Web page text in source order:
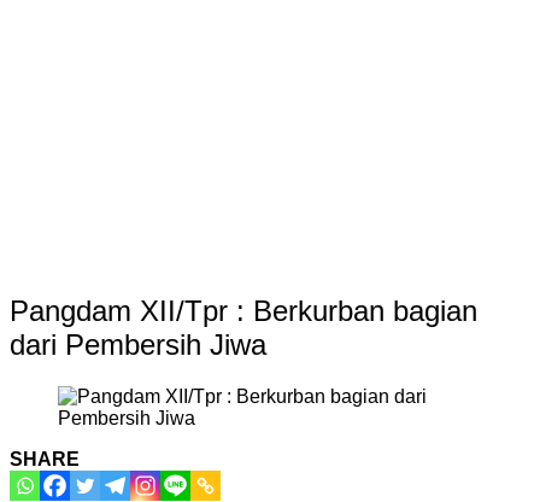
Pangdam XII/Tpr : Berkurban bagian
dari Pembersih Jiwa
SHARE